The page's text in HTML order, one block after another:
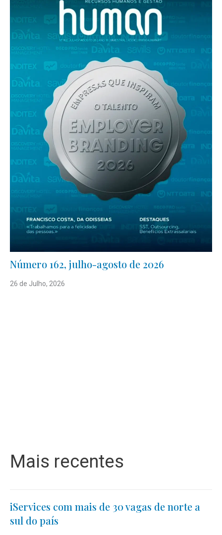
Número 162, julho-agosto de 2026
26 de Julho, 2026
Mais recentes
iServices com mais de 30 vagas de norte a
sul do país